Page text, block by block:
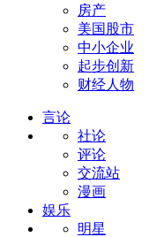
房产
美国股市
中小企业
起步创新
财经人物
言论
社论
评论
交流站
漫画
娱乐
明星